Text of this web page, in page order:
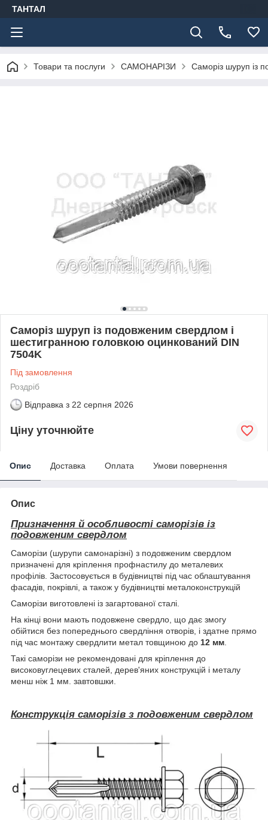
ТАНТАЛ
Товари та послуги САМОНАРІЗИ Саморіз шуруп із
Саморіз шуруп із подовженим свердлом і
шестигранною головкою оцинкований DIN
7504K
Під замовлення
Роздріб
Відправка з 22 серпня 2026
Ціну уточнюйте
Опис Доставка Оплата Умови повернення
Опис
Призначення й особливості саморізів із
подовженим свердлом
Саморізи (шурупи самонарізні) з подовженим свердлом
призначені для кріплення профнастилу до металевих
профілів. Застосовується в будівництві під час облаштування
фасадів, покрівлі, а також у будівництві металоконструкцій
Саморізи виготовлені із загартованої сталі.
На кінці вони мають подовжене свердло, що дає змогу
обійтися без попереднього свердління отворів, і здатне прямо
під час монтажу свердлити метал товщиною до 12 мм
Такі саморізи не рекомендовані для кріплення до
високовуглецевих сталей, дерев'яних конструкцій і металу
менш ніж 1 мм. завтовшки.
Конструкція саморізів з подовженим свердлом